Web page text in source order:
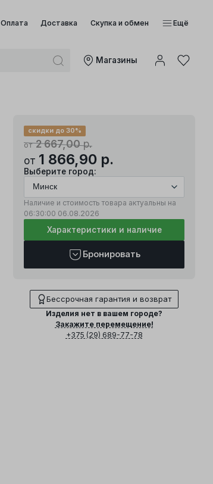
Оплата Доставка Скупка и обмен Ещё
Mагазины
от2 667,00р.
скидки до 30%
от 1 866,90 р.
Выберите город:
Наличие и стоимость товара актуальны на
06:30:00 06.08.2026
Характеристики и наличие
Бронировать
Бессрочная гарантия и возврат
Изделия нет в вашем городе?
Закажите перемещение!
+375 (29) 689-77-78